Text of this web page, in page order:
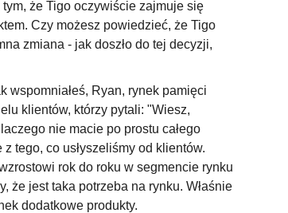
że Tigo oczywiście zajmuje się
Czy możesz powiedzieć, że Tigo
zmiana - jak doszło do tej decyzji,
wspomniałeś, Ryan, rynek pamięci
klientów, którzy pytali: "Wiesz,
nie macie po prostu całego
tego, co usłyszeliśmy od klientów.
rok do roku w segmencie rynku
że jest taka potrzeba na rynku. Właśnie
dodatkowe produkty.